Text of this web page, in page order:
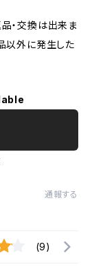
・交換は出来ま
以外に発生した
通報する
(9)